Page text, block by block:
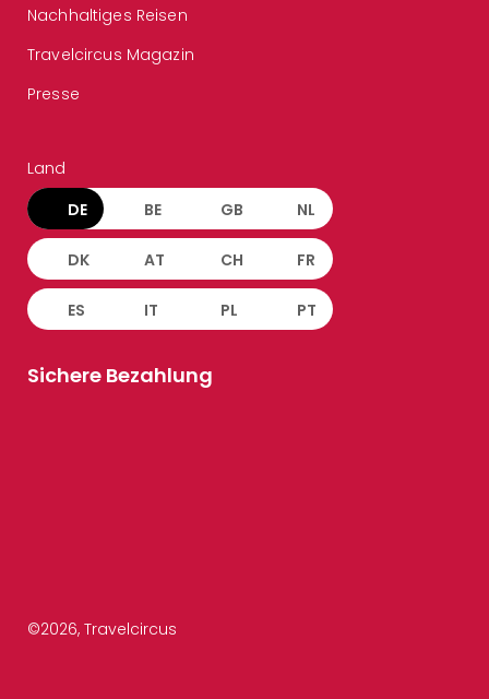
Nachhaltiges Reisen
Travelcircus Magazin
Presse
Land
DE BE GB NL
DK AT CH FR
ES IT PL PT
Sichere Bezahlung
©2026, Travelcircus